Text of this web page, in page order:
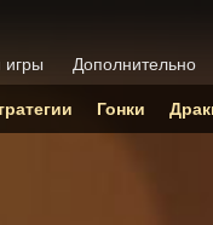
Дополнительно
Гонки